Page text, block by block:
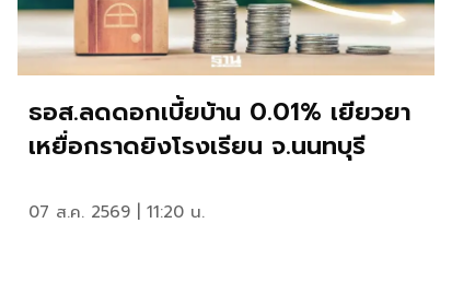
ธอส.ลดดอกเบี้ยบ้าน 0.01% เยียวยา
เหยื่อกราดยิงโรงเรียน จ.นนทบุรี
07 ส.ค. 2569 | 11:20 น.